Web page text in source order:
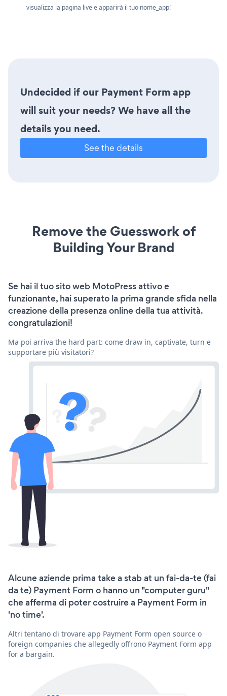
visualizza la pagina live e apparirà il tuo nome_app!
Undecided if our Payment Form app
will suit your needs? We have all the
details you need.
See the details
Remove the Guesswork of
Building Your Brand
Se hai il tuo sito web MotoPress attivo e
funzionante, hai superato la prima grande sfida nella
creazione della presenza online della tua attività.
congratulazioni!
Ma poi arriva the hard part: come draw in, captivate, turn e
supportare più visitatori?
Alcune aziende prima take a stab at un fai-da-te (fai
da te) Payment Form o hanno un "computer guru"
che afferma di poter costruire a Payment Form in
'no time'.
Altri tentano di trovare app Payment Form open source o
foreign companies che allegedly offrono Payment Form app
for a bargain.